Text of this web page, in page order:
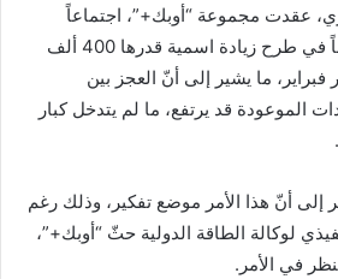
عقدت مجموعة “أوبك+”، اجتماعاً
واتفقت على المضي قدماً في طرح زيادة اسمية قدرها 400 ألف
ما يشير إلى أنّ العجز بين
الموعودة قد يرتفع، ما لم يتدخل كبار
إلى أنّ هذا الأمر موضع تفكير، وذلك رغم
لوكالة الطاقة الدولية حثّ “أوبك+”،